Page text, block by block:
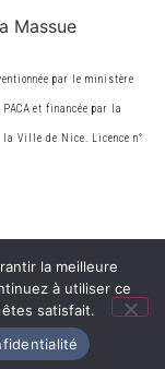
par le ministère
et financée par la
Ville de Nice. Licence n°
la meilleure
à utiliser ce
satisfait.